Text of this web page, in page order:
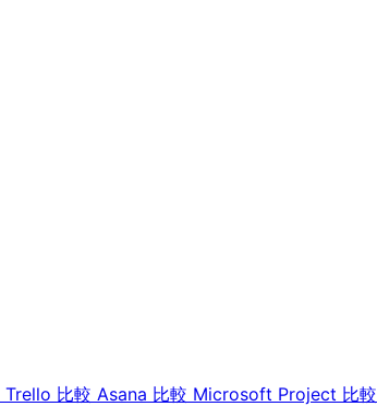
Trello 比較 Asana 比較 Microsoft Project 比較